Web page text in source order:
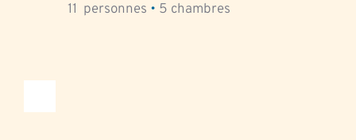
11
  personnes
• 5 chambres